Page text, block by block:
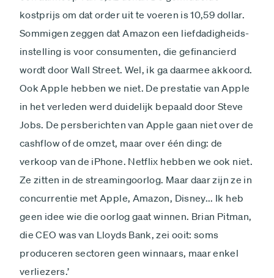
kostprijs om dat order uit te voeren is 10,59 dollar.
Sommigen zeggen dat Amazon een liefdadigheids­
instelling is voor consumenten, die gefinancierd
wordt door Wall Street. Wel, ik ga daarmee akkoord.
Ook Apple hebben we niet. De prestatie van Apple
in het verleden werd duidelijk bepaald door Steve
Jobs. De persberichten van Apple gaan niet over de
cashflow of de omzet, maar over één ding: de
verkoop van de iPhone. Netflix hebben we ook niet.
Ze zitten in de streamingoorlog. Maar daar zijn ze in
concurrentie met Apple, Amazon, Disney... Ik heb
geen idee wie die oorlog gaat winnen. Brian Pitman,
die CEO was van Lloyds Bank, zei ooit: soms
produceren sectoren geen winnaars, maar enkel
verliezers.’